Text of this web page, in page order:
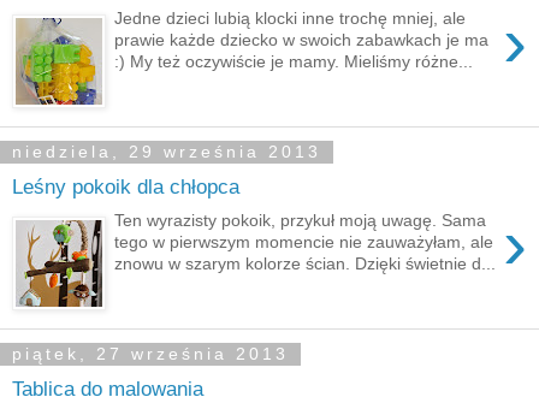
›
Jedne dzieci lubią klocki inne trochę mniej, ale
prawie każde dziecko w swoich zabawkach je ma
:) My też oczywiście je mamy. Mieliśmy różne...
niedziela, 29 września 2013
Leśny pokoik dla chłopca
›
Ten wyrazisty pokoik, przykuł moją uwagę. Sama
tego w pierwszym momencie nie zauważyłam, ale
znowu w szarym kolorze ścian. Dzięki świetnie d...
piątek, 27 września 2013
Tablica do malowania